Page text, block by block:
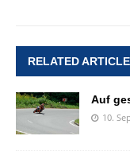
RELATED
Auf
10.